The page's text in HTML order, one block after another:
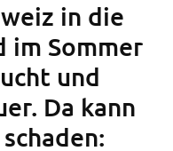
in die
im Sommer
und
Da kann